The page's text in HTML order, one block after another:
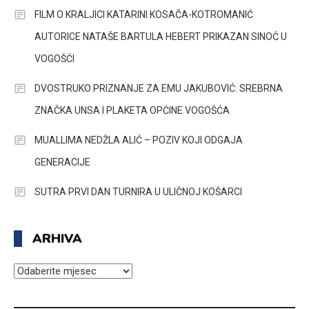
FILM O KRALJICI KATARINI KOSAČA-KOTROMANIĆ
AUTORICE NATAŠE BARTULA HEBERT PRIKAZAN SINOĆ U
VOGOŠĆI
DVOSTRUKO PRIZNANJE ZA EMU JAKUBOVIĆ: SREBRNA
ZNAČKA UNSA I PLAKETA OPĆINE VOGOŠĆA
MUALLIMA NEDŽLA ALIĆ – POZIV KOJI ODGAJA
GENERACIJE
SUTRA PRVI DAN TURNIRA U ULIČNOJ KOŠARCI
ARHIVA
ARHIVA